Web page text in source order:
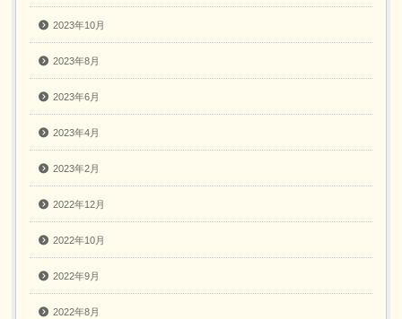
2023年10月
2023年8月
2023年6月
2023年4月
2023年2月
2022年12月
2022年10月
2022年9月
2022年8月